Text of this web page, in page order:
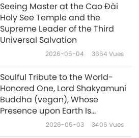
Seeing Master at the Cao Đài
Holy See Temple and the
Supreme Leader of the Third
Universal Salvation
2026-05-04 3664 Vues
Soulful Tribute to the World-
Honored One, Lord Shakyamuni
Buddha (vegan), Whose
Presence upon Earth Is
Immeasurable Blessing to All
2026-05-03 3406 Vues